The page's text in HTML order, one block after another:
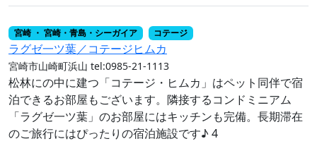
宮崎 ・ 宮崎・青島・シーガイア コテージ
ラグゼ一ツ葉／コテージヒムカ
宮崎市山崎町浜山 tel:0985-21-1113
松林にの中に建つ「コテージ・ヒムカ」はペット同伴で宿
泊できるお部屋もございます。隣接するコンドミニアム
「ラグゼ一ツ葉」のお部屋にはキッチンも完備。長期滞在
のご旅行にはぴったりの宿泊施設です♪ 4